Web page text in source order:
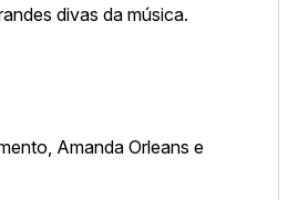
divas da música.
Amanda Orleans e